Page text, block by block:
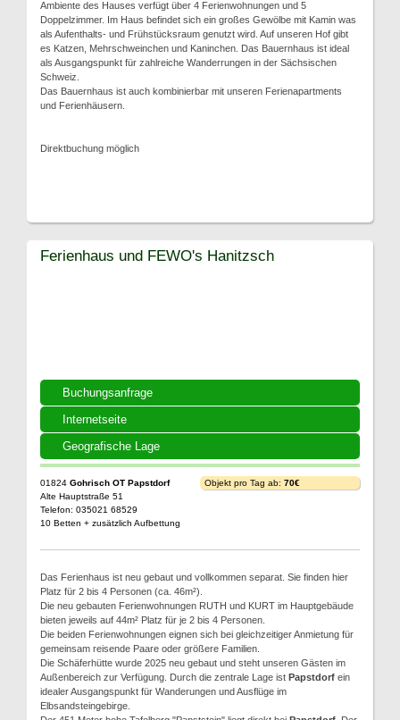
Ambiente des Hauses verfügt über 4 Ferienwohnungen und 5
Doppelzimmer. Im Haus befindet sich ein großes Gewölbe mit Kamin was
als Aufenthalts- und Frühstücksraum genutzt wird. Auf unseren Hof gibt
es Katzen, Mehrschweinchen und Kaninchen. Das Bauernhaus ist ideal
als Ausgangspunkt für zahlreiche Wanderrungen in der Sächsischen
Schweiz.
Das Bauernhaus ist auch kombinierbar mit unseren Ferienapartments
und Ferienhäusern.
Direktbuchung möglich
Buchungsanfrage
Internetseite
Geografische Lage
Ferienhaus und FEWO's Hanitzsch
01824 Gohrisch OT Papstdorf
Alte Hauptstraße 51
Telefon: 035021 68529
10 Betten + zusätzlich Aufbettung
Objekt pro Tag ab: 70€
Das Ferienhaus ist neu gebaut und vollkommen separat. Sie finden hier
Platz für 2 bis 4 Personen (ca. 46m²).
Die neu gebauten Ferienwohnungen RUTH und KURT im Hauptgebäude
bieten jeweils auf 44m² Platz für je 2 bis 4 Personen.
Die beiden Ferienwohnungen eignen sich bei gleichzeitiger Anmietung für
gemeinsam reisende Paare oder größere Familien.
Die Schäferhütte wurde 2025 neu gebaut und steht unseren Gästen im
Außenbereich zur Verfügung. Durch die zentrale Lage ist Papstdorf ein
idealer Ausgangspunkt für Wanderungen und Ausflüge im
Elbsandsteingebirge.